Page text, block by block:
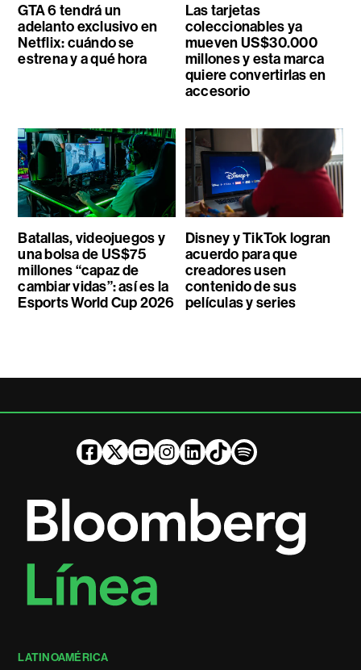
GTA 6 tendrá un
adelanto exclusivo en
Netflix: cuándo se
estrena y a qué hora
Las tarjetas
coleccionables ya
mueven US$30.000
millones y esta marca
quiere convertirlas en
accesorio
Batallas, videojuegos y
una bolsa de US$75
millones “capaz de
cambiar vidas”: así es la
Esports World Cup 2026
Disney y TikTok logran
acuerdo para que
creadores usen
contenido de sus
películas y series
LATINOAMÉRICA